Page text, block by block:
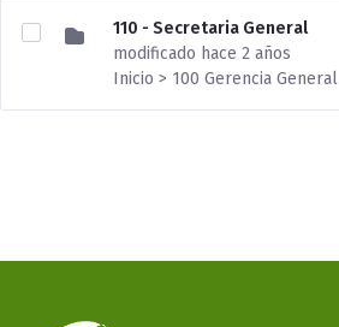
110 - Secretaria General
modificado hace 2 años
Inicio > 100 Gerencia General